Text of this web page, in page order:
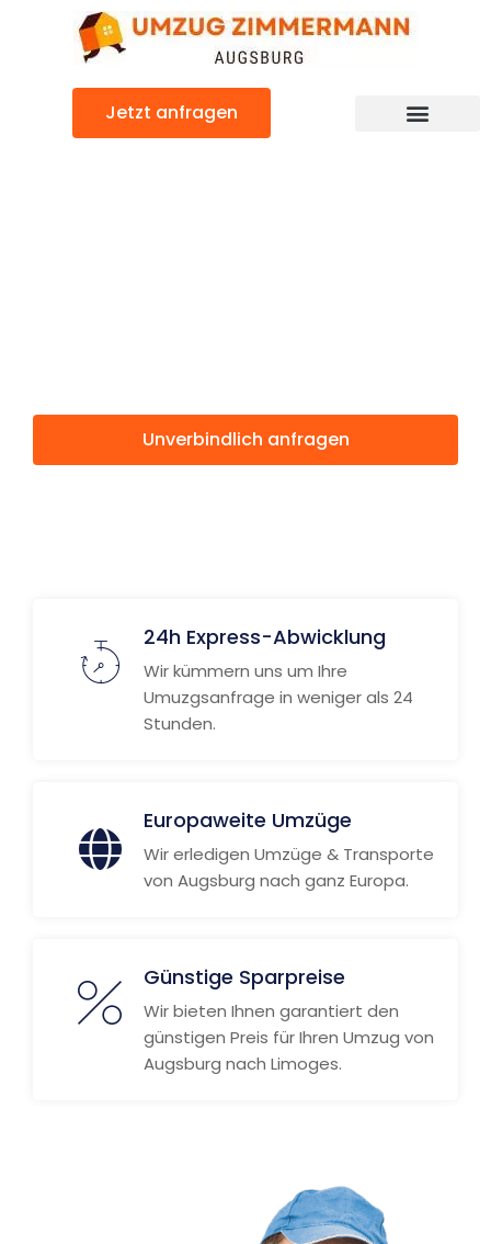
Jetzt anfragen
Unverbindlich anfragen
24h Express-Abwicklung
Wir kümmern uns um Ihre
Umuzgsanfrage in weniger als 24
Stunden.
Europaweite Umzüge
Wir erledigen Umzüge & Transporte
von Augsburg nach ganz Europa.
Günstige Sparpreise
Wir bieten Ihnen garantiert den
günstigen Preis für Ihren Umzug von
Augsburg nach Limoges.